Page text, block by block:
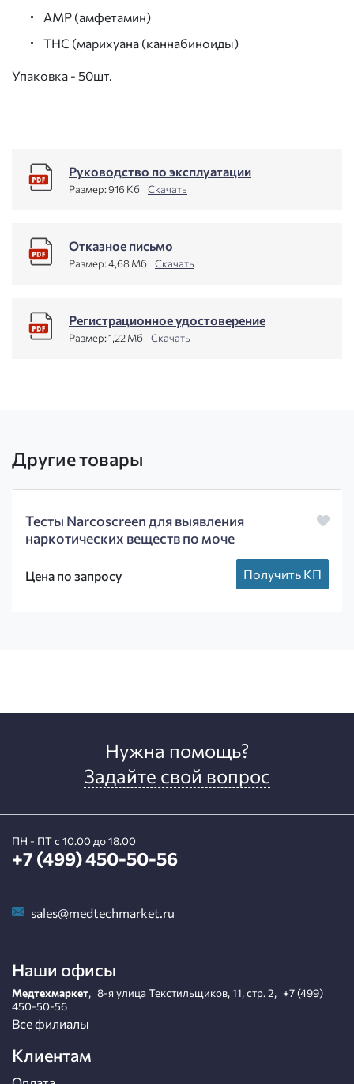
АМР (амфетамин)
THC (марихуана (каннабиноиды)
Упаковка - 50шт.
Руководство по эксплуатации
Размер:916 Кб Скачать
Отказное письмо
Размер:4,68 Мб Скачать
Регистрационное удостоверение
Размер:1,22 Мб Скачать
Другие товары
Тесты Narcoscreen для выявления
наркотических веществ по моче
Цена по запросу Получить КП
Нужна помощь?
Задайте свой вопрос
ПН - ПТ с 10.00 до 18.00
+7 (499) 450-50-56
sales@medtechmarket.ru
Наши офисы
Медтехмаркет, 8-я улица Текстильщиков, 11, стр. 2, +7 (499)
450-50-56
Все филиалы
Клиентам